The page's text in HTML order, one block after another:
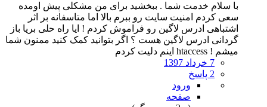
با سلام خدمت شما . ببخشید برای من مشکلی پیش اومده
سعی کردم امنیت سایت رو ببرم بالا اما متاسفانه بر اثر
اشتباهی ادرس لاگین رو فراموش کردم ! ایا راه حلی بریا باز
گردانی ادرس لاگین هست ؟ اگر بتوانید کمک کنید ممنون شما
میشم ! htaccess اینم دلیت کردم
7 خرداد 1397
2 پاسخ
ورود
صفحه